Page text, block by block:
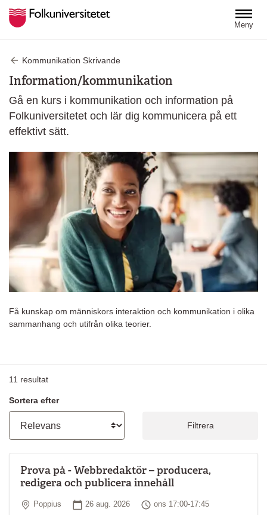
Meny
Kommunikation Skrivande
Information/kommunikation
Gå en kurs i kommunikation och information på
Folkuniversitetet och lär dig kommunicera på ett
effektivt sätt.
Få kunskap om människors interaktion och kommunikation i olika
sammanhang och utifrån olika teorier.
11 resultat
Sortera efter
Filtrera
Prova på - Webbredaktör – producera,
redigera och publicera innehåll
Plats
Poppius Startdatum
26 aug. 2026 Tid
ons 17:00-17:45